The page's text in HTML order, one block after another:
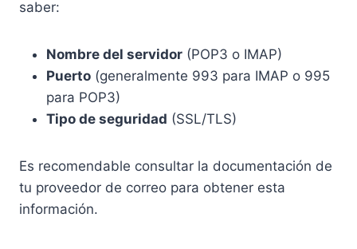
saber:
Nombre del servidor (POP3 o IMAP)
Puerto (generalmente 993 para IMAP o 995
para POP3)
Tipo de seguridad (SSL/TLS)
Es recomendable consultar la documentación de
tu proveedor de correo para obtener esta
información.